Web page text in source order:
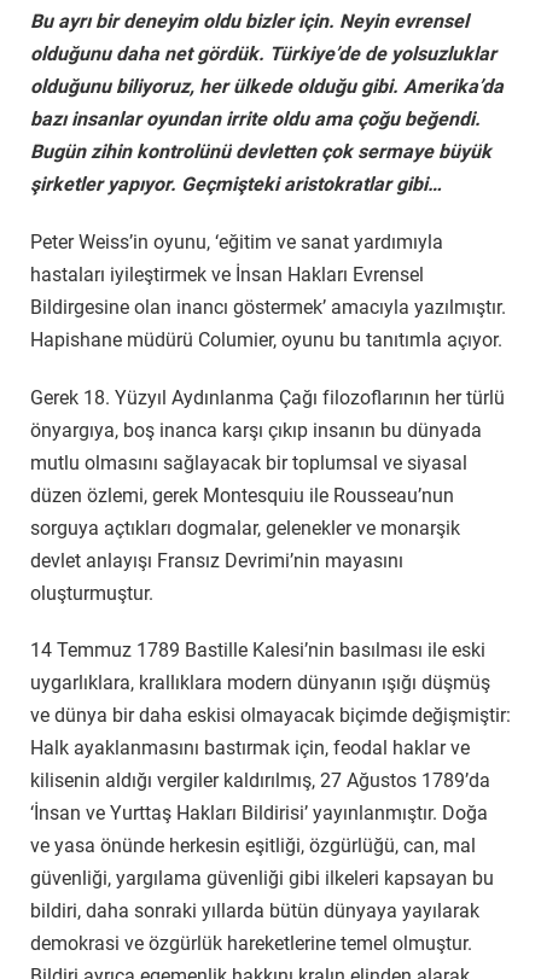
Bu ayrı bir deneyim oldu bizler için. Neyin evrensel
olduğunu daha net gördük. Türkiye’de de yolsuzluklar
olduğunu biliyoruz, her ülkede olduğu gibi. Amerika’da
bazı insanlar oyundan irrite oldu ama çoğu beğendi.
Bugün zihin kontrolünü devletten çok sermaye büyük
şirketler yapıyor. Geçmişteki aristokratlar gibi…
Peter Weiss’in oyunu, ‘eğitim ve sanat yardımıyla
hastaları iyileştirmek ve İnsan Hakları Evrensel
Bildirgesine olan inancı göstermek’ amacıyla yazılmıştır.
Hapishane müdürü Columier, oyunu bu tanıtımla açıyor.
Gerek 18. Yüzyıl Aydınlanma Çağı filozoflarının her türlü
önyargıya, boş inanca karşı çıkıp insanın bu dünyada
mutlu olmasını sağlayacak bir toplumsal ve siyasal
düzen özlemi, gerek Montesquiu ile Rousseau’nun
sorguya açtıkları dogmalar, gelenekler ve monarşik
devlet anlayışı Fransız Devrimi’nin mayasını
oluşturmuştur.
14 Temmuz 1789 Bastille Kalesi’nin basılması ile eski
uygarlıklara, krallıklara modern dünyanın ışığı düşmüş
ve dünya bir daha eskisi olmayacak biçimde değişmiştir:
Halk ayaklanmasını bastırmak için, feodal haklar ve
kilisenin aldığı vergiler kaldırılmış, 27 Ağustos 1789’da
‘İnsan ve Yurttaş Hakları Bildirisi’ yayınlanmıştır. Doğa
ve yasa önünde herkesin eşitliği, özgürlüğü, can, mal
güvenliği, yargılama güvenliği gibi ilkeleri kapsayan bu
bildiri, daha sonraki yıllarda bütün dünyaya yayılarak
demokrasi ve özgürlük hareketlerine temel olmuştur.